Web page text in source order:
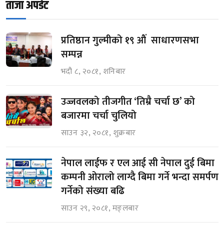
ताजा अपडेट
प्रतिष्ठान गुल्मीको १९ औं साधारणसभा
सम्पन्न
भदौ ८, २०८१, शनिबार
उज्जवलको तीजगीत ‘तिम्रै चर्चा छ’ को
बजारमा चर्चा चुलियो
साउन ३२, २०८१, शुक्रबार
नेपाल लाईफ र एल आई सी नेपाल दुई बिमा
कम्पनी ओरालो लाग्दै बिमा गर्ने भन्दा समर्पण
गर्नेको संख्या बढि
साउन २९, २०८१, मङ्लबार